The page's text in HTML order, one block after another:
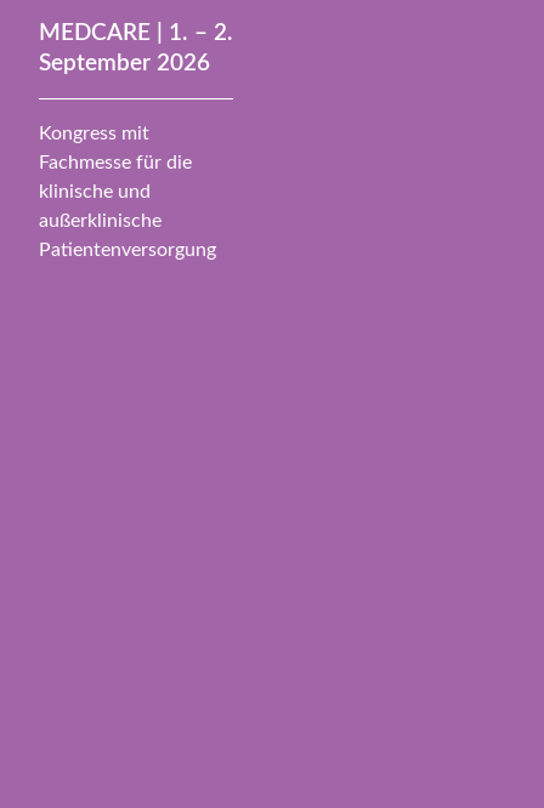
MEDCARE | 1. – 2.
September 2026
Kongress mit
Fachmesse für die
klinische und
außerklinische
Patientenversorgung